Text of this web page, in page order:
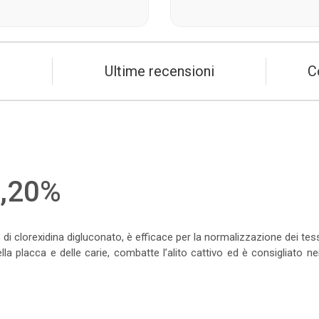
Ultime recensioni
clorexidina digluconato, è efficace per la normalizzazione dei
placca e delle carie, combatte l’alito cattivo ed è consigliato